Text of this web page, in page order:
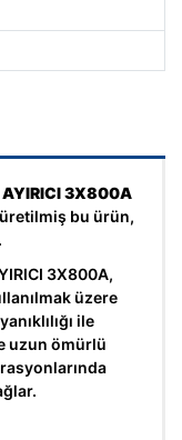
AYIRICI 3X800A
bu ürün,
3X800A,
üzere
ile
uzun ömürlü